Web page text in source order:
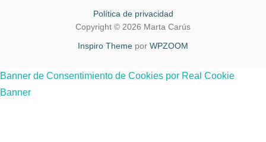
Política de privacidad
Copyright © 2026 Marta Carús
Inspiro Theme por WPZOOM
Banner de Consentimiento de Cookies por Real Cookie
Banner